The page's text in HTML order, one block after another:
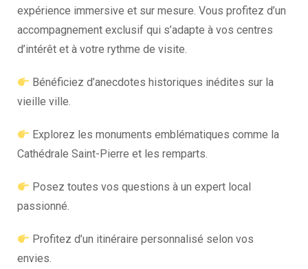
expérience immersive et sur mesure. Vous profitez d’un
accompagnement exclusif qui s’adapte à vos centres
d’intérêt et à votre rythme de visite.
Bénéficiez d’anecdotes historiques inédites sur la
vieille ville.
Explorez les monuments emblématiques comme la
Cathédrale Saint-Pierre et les remparts.
Posez toutes vos questions à un expert local
passionné.
Profitez d’un itinéraire personnalisé selon vos
envies.